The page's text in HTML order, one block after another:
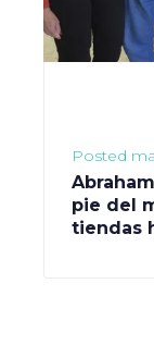
Posted
pie del
tiendas